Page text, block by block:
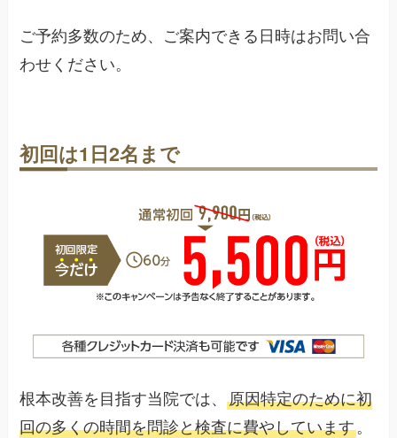
ご予約多数のため、ご案内できる日時はお問い合
わせください。
初回は1日2名まで
根本改善を目指す当院では、原因特定のために初
回の多くの時間を問診と検査に費やしています。